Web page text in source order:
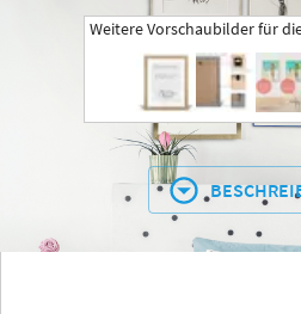
Weitere Vorschaubilder für